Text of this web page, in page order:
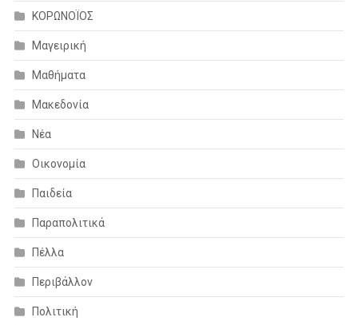
ΚΟΡΩΝΟΪΟΣ
Μαγειρική
Μαθήματα
Μακεδονία
Νέα
Οικονομία
Παιδεία
Παραπολιτικά
Πέλλα
Περιβάλλον
Πολιτική